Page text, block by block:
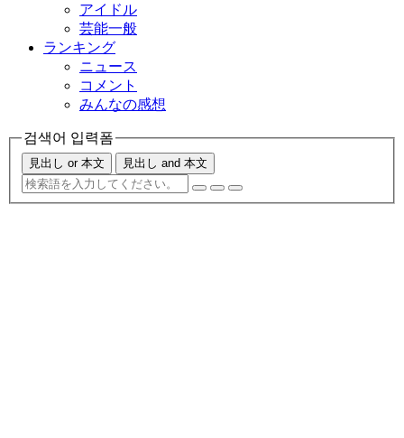
アイドル
芸能一般
ランキング
ニュース
コメント
みんなの感想
검색어 입력폼
見出し or 本文 見出し and 本文